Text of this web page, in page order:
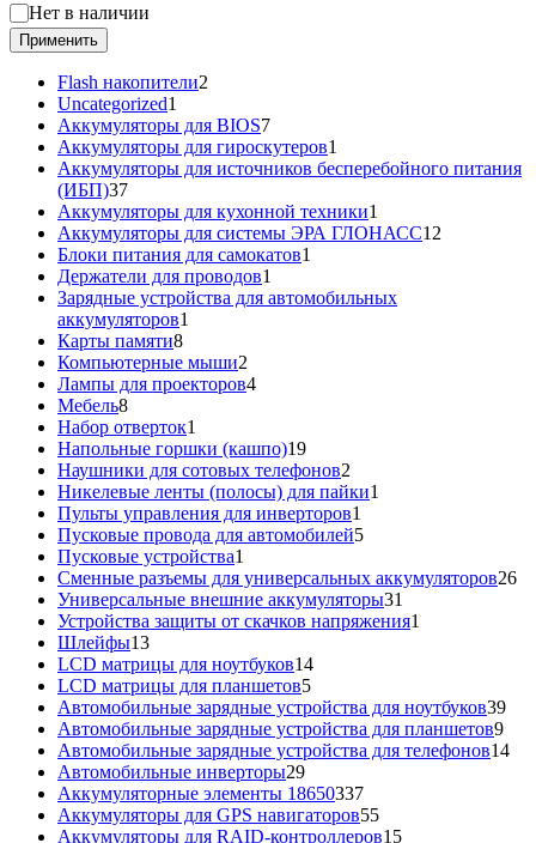
Статус
Нет в наличии
Применить
Flash накопители2
Uncategorized1
товар
Аккумуляторы для BIOS77
товаров
Аккумуляторы для гироскутеров1
товар
Аккумуляторы для источников бесперебойного питания
(ИБП)3737
товаров
Аккумуляторы для кухонной техники1
товар
Аккумуляторы для системы ЭРА ГЛОНАСС12
Блоки питания для самокатов1
Держатели для проводов1
товар
Зарядные устройства для автомобильных
аккумуляторов1
Карты памяти88
товаров
Компьютерные мыши2
товара
Лампы для проекторов44
Мебель88
товаров
Набор отверток1
товар
Напольные горшки (кашпо)1919
товаров
Наушники для сотовых телефонов2
товара
Никелевые ленты (полосы) для пайки1
Пульты управления для инверторов1
товар
Пусковые провода для автомобилей55
Пусковые устройства1
товар
Сменные разъемы для универсальных аккумуляторов2626
Универсальные внешние аккумуляторы31
товар
Устройства защиты от скачков напряжения1
Шлейфы1313
товаров
LCD матрицы для ноутбуков1414
LCD матрицы для планшетов55
товаров
Автомобильные зарядные устройства для ноутбуков3939
Автомобильные зарядные устройства для планшетов99
Автомобильные зарядные устройства для телефонов1414
Автомобильные инверторы2929
товаров
Аккумуляторные элементы 18650337337
товаров
Аккумуляторы для GPS навигаторов5555
товаров
Аккумуляторы для RAID-контроллеров1515